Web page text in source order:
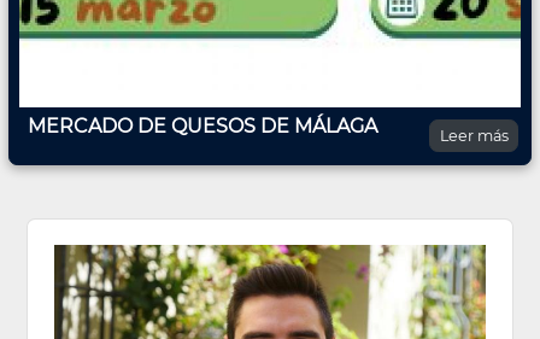
MERCADO DE QUESOS DE MÁLAGA Leer más